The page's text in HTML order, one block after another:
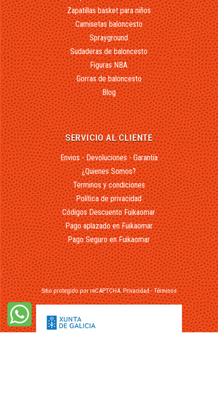
Zapatillas basket para niños
Camisetas baloncesto
Sprayground
Sudaderas de baloncesto
Figuras NBA
Gorras de baloncesto
Blog
SERVICIO AL CLIENTE
Envios - Devoluciones - Garantía
¿Quienes Somos?
Terminos y condiciones
Política de privacidad
Códigos Descuento Fuikaomar
Pago aplazado en Fuikaomar
Pago Seguro en Fuikaomar
Sitio protegido por reCAPTCHA.Privacidad-Términos